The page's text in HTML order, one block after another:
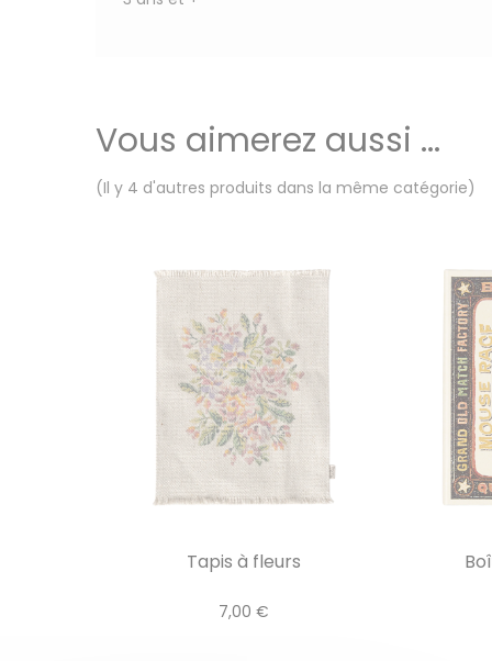
Vous aimerez aussi ...
(Il y 4 d'autres produits dans la même catégorie)
Tapis à fleurs
7,00 €